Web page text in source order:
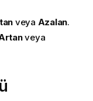
veya Azalan.
veya